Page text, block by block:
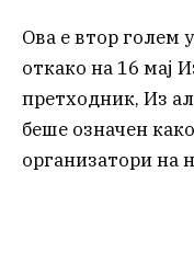
Ова е втор голем
откако на 16 мај
претходник, Из
беше означен
организатори на